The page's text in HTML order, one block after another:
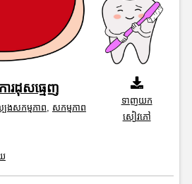
ារដុសធ្មេញ
ែងសកម្មភាព
សកម្មភាព
ទាញយក
សៀវភៅ